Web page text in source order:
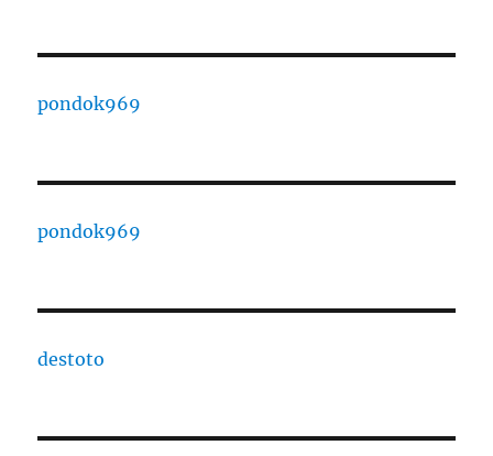
pondok969
pondok969
destoto